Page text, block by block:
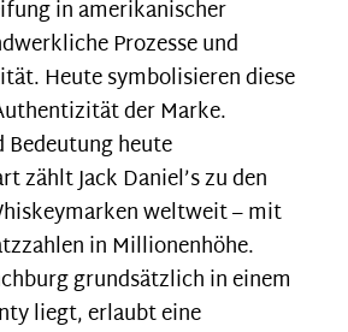
in amerikanischer
Prozesse und
Heute symbolisieren diese
der Marke.
heute
zählt Jack Daniel’s zu den
weltweit – mit
in Millionenhöhe.
grundsätzlich in einem
liegt, erlaubt eine